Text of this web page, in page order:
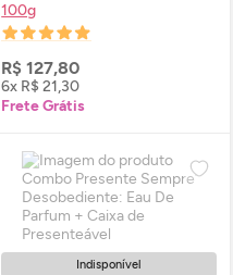
100g
R$ 127,80
6x R$ 21,30
Frete Grátis
Indisponível